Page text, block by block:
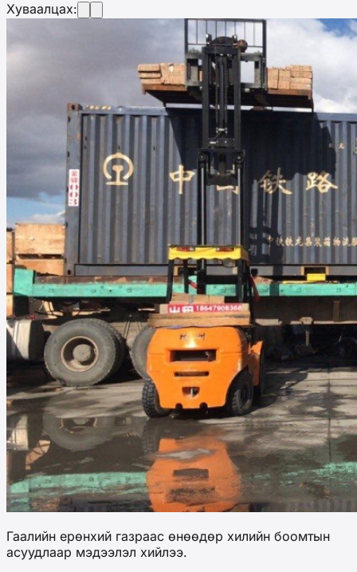
Хуваалцах:
Гаалийн ерөнхий газраас өнөөдөр хилийн боомтын
асуудлаар мэдээлэл хийлээ.